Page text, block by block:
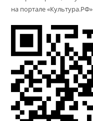
на портале «Культура.РФ»